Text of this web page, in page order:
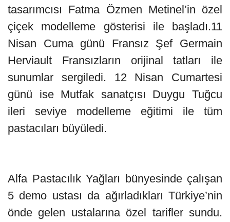
tasarımcısı Fatma Özmen Metinel’in özel
çiçek modelleme gösterisi ile başladı.11
Nisan Cuma günü Fransız Şef Germain
Herviault Fransızların orijinal tatları ile
sunumlar sergiledi. 12 Nisan Cumartesi
günü ise Mutfak sanatçısı Duygu Tuğcu
ileri seviye modelleme eğitimi ile tüm
pastacıları büyüledi.
Alfa Pastacılık Yağları bünyesinde çalışan
5 demo ustası da ağırladıkları Türkiye’nin
önde gelen ustalarına özel tarifler sundu.